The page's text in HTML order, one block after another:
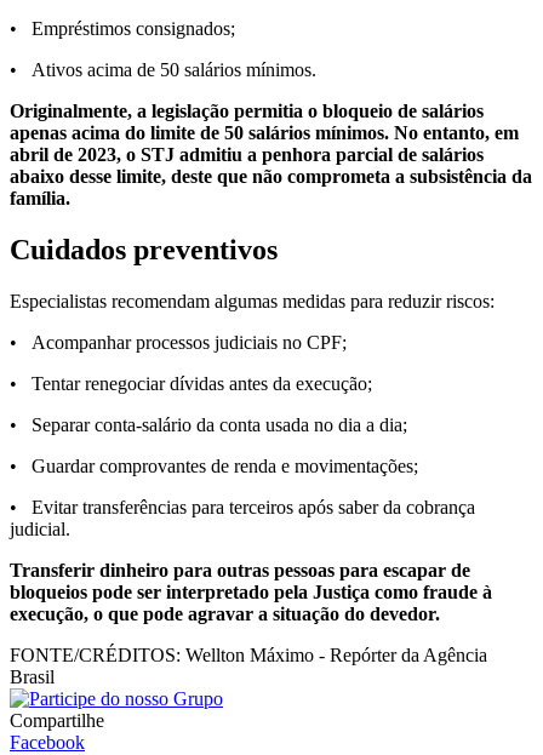
• Empréstimos consignados;
• Ativos acima de 50 salários mínimos.
Originalmente, a legislação permitia o bloqueio de salários
apenas acima do limite de 50 salários mínimos. No entanto, em
abril de 2023, o STJ admitiu a penhora parcial de salários
abaixo desse limite, deste que não comprometa a subsistência da
família.
Cuidados preventivos
Especialistas recomendam algumas medidas para reduzir riscos:
• Acompanhar processos judiciais no CPF;
• Tentar renegociar dívidas antes da execução;
• Separar conta-salário da conta usada no dia a dia;
• Guardar comprovantes de renda e movimentações;
• Evitar transferências para terceiros após saber da cobrança
judicial.
Transferir dinheiro para outras pessoas para escapar de
bloqueios pode ser interpretado pela Justiça como fraude à
execução, o que pode agravar a situação do devedor.
FONTE/CRÉDITOS: Wellton Máximo - Repórter da Agência
Brasil
Compartilhe
Facebook